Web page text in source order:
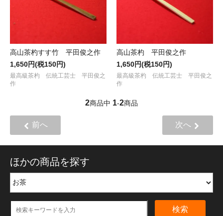
高山茶杓すす竹 平田俊之作
1,650円(税150円)
最高級茶杓 伝統工芸士 平田俊之
作
高山茶杓 平田俊之作
1,650円(税150円)
最高級茶杓 伝統工芸士 平田俊之
作
2商品中 1-2商品
前へ 次へ
ほかの商品を探す
検索